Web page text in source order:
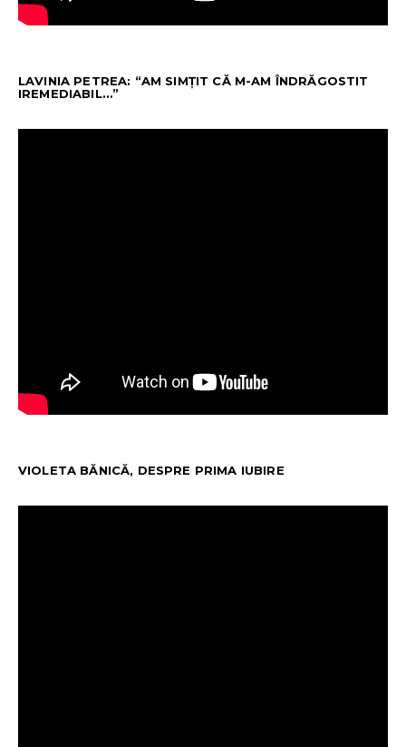
LAVINIA PETREA: “AM SIMȚIT CĂ M-AM ÎNDRĂGOSTIT
IREMEDIABIL…”
VIOLETA BĂNICĂ, DESPRE PRIMA IUBIRE